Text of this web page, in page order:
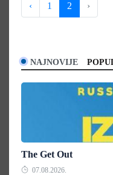
‹ 1 2 ›
NAJNOVIJE
The Get Out
07.08.2026.